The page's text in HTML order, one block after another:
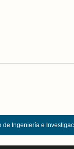
Ingeniería e